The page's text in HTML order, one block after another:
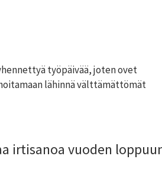
työpäivää, joten ovet
lähinnä välttämättömät
irtisanoa vuoden